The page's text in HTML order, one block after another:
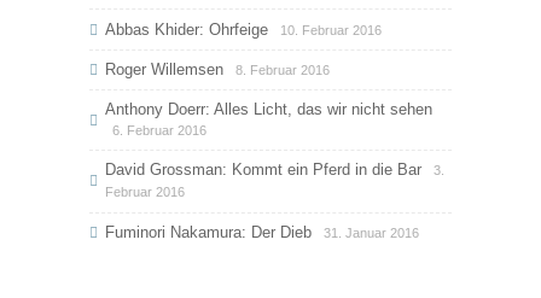
Abbas Khider: Ohrfeige 10. Februar 2016
Roger Willemsen 8. Februar 2016
Anthony Doerr: Alles Licht, das wir nicht sehen
6. Februar 2016
David Grossman: Kommt ein Pferd in die Bar
3.
Februar 2016
Fuminori Nakamura: Der Dieb 31. Januar 2016